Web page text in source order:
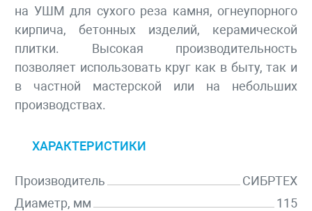
на УШМ для сухого реза камня, огнеупорного
кирпича, бетонных изделий, керамической
плитки. Высокая производительность
позволяет использовать круг как в быту, так и
в частной мастерской или на небольших
производствах.
ХАРАКТЕРИСТИКИ
Производитель
СИБРТЕХ
Диаметр, мм
115